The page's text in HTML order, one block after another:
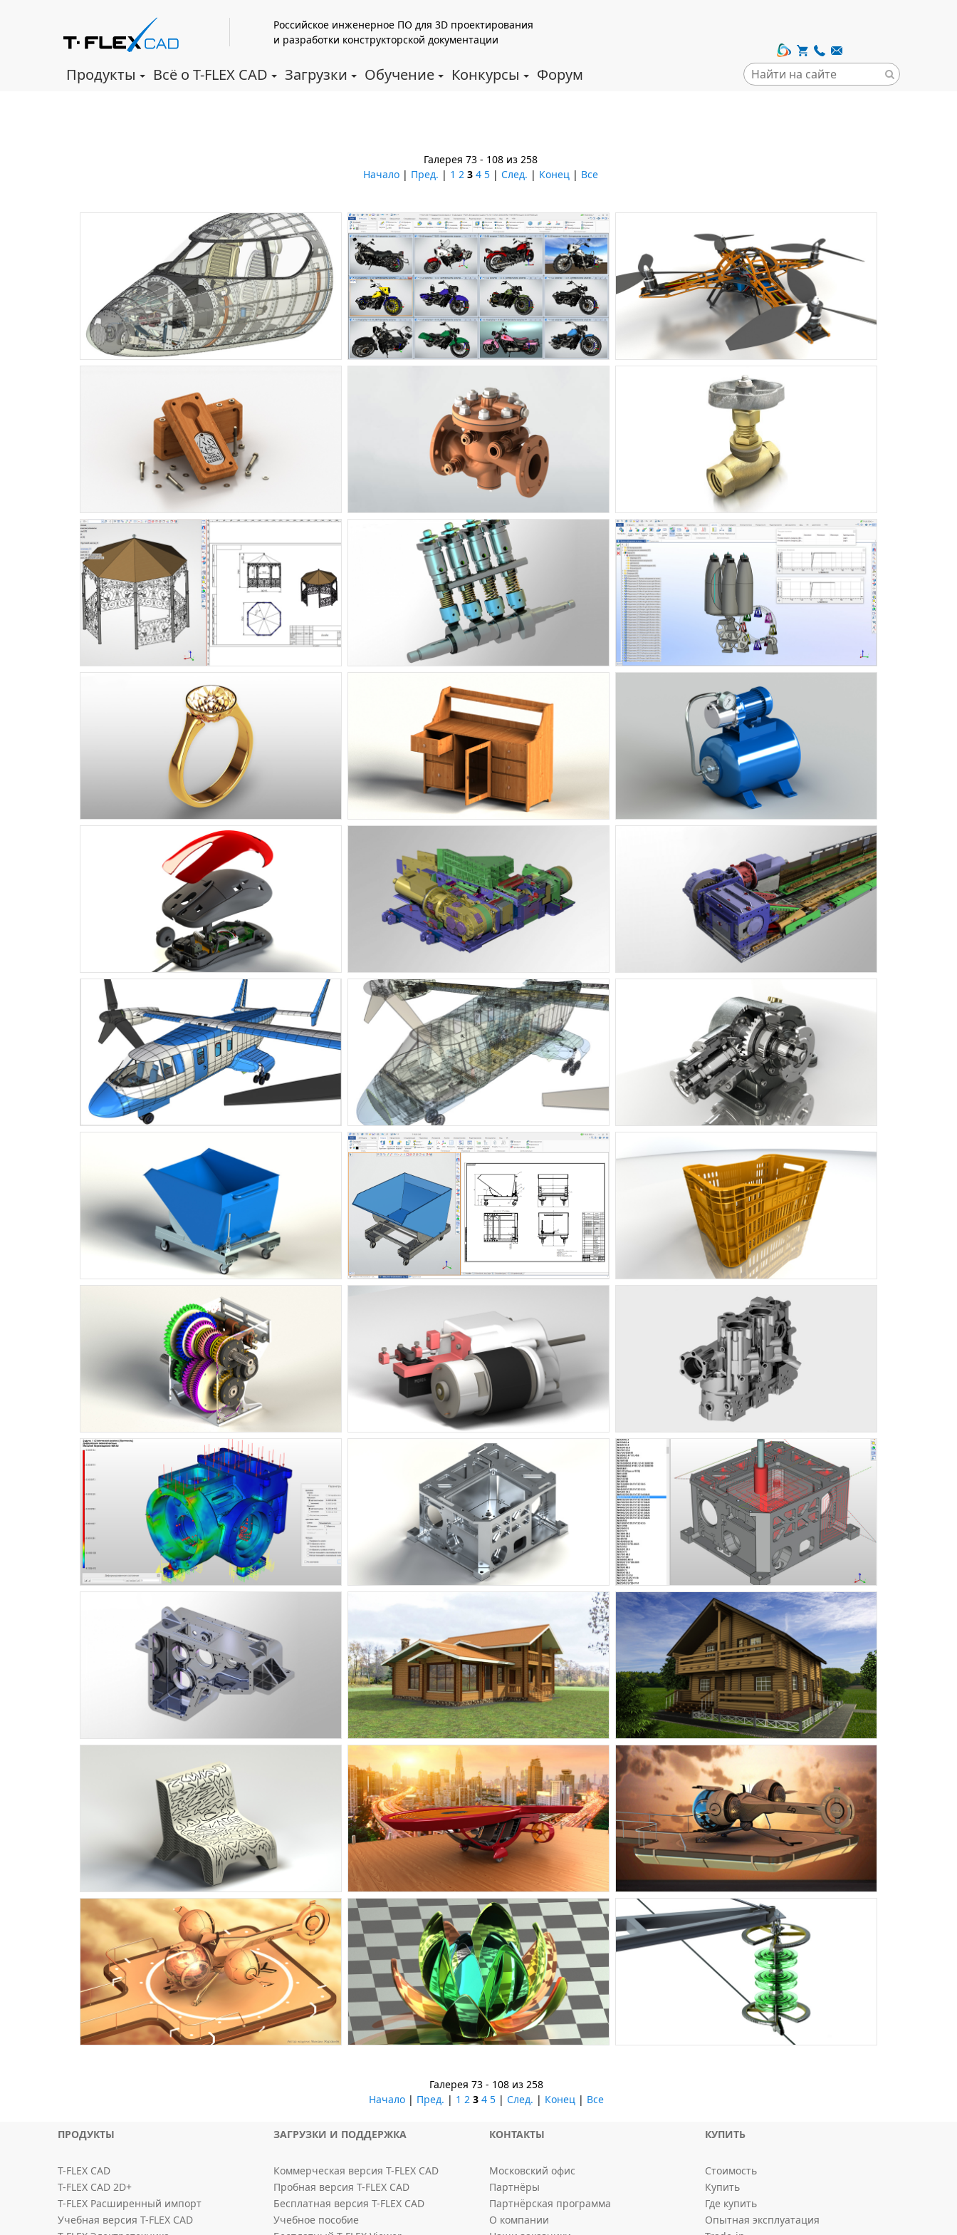
Российское инженерное ПО для 3D проектирования
и разработки конструкторской документации
Продукты Всё о T-FLEX CAD Загрузки Обучение Конкурсы Форум
Галерея 73 - 108 из 258
Начало | Пред. | 1 2 3 4 5 | След. | Конец | Все
Галерея 73 - 108 из 258
Начало| Пред. | 1 2 3 4 5| След. | Конец | Все
ПРОДУКТЫ
T-FLEX CAD
T-FLEX CAD 2D+
T-FLEX Расширенный импорт
Учебная версия T-FLEX CAD
ЗАГРУЗКИ И ПОДДЕРЖКА
Коммерческая версия T-FLEX CAD
Пробная версия T-FLEX CAD
Бесплатная версия T-FLEX CAD
Учебное пособие
КОНТАКТЫ
Московский офис
Партнёры
Партнёрская программа
О компании
КУПИТЬ
Стоимость
Купить
Где купить
Опытная эксплуатация